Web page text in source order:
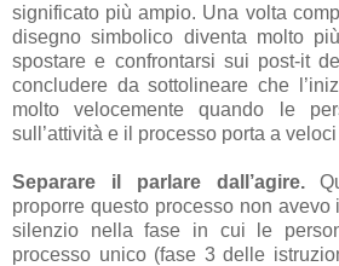
significato più ampio. Una volta
disegno simbolico diventa molto
spostare e confrontarsi sui post-it
concludere da sottolineare che
molto velocemente quando le
sull’attività e il processo porta a
Separare il parlare dall’agire.
proporre questo processo non avevo
silenzio nella fase in cui le
processo unico (fase 3 delle